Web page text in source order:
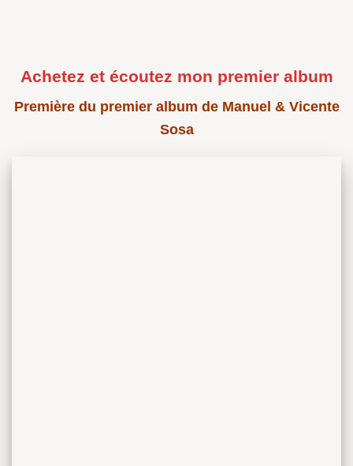
Achetez et écoutez mon premier album
Première du premier album de Manuel & Vicente
Sosa